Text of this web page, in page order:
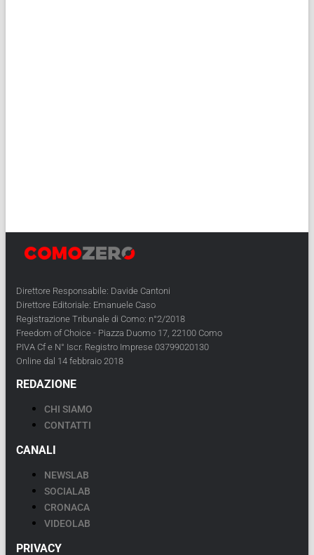
Direttore Responsabile: Davide Cantoni
Direttore Editoriale: Emanuele Caso
Registrazione Tribunale di Como: n°2/2018
Freedom of Choice - Piazza Duomo 17, 22100 Como
PIVA Cf e N° Iscr. Registro Imprese 03799020130
Online dal 14 febbraio 2018
REDAZIONE
CHI SIAMO
CONTATTI
CANALI
NEWSLAB
SOCIALAB
CRONACA
VIDEOLAB
PRIVACY